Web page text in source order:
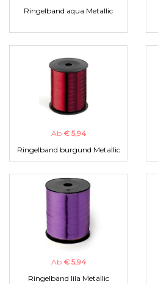
Ringelband aqua Metallic
Ab € 5,94
Ringelband burgund Metallic
Ab € 5,94
Ringelband lila Metallic